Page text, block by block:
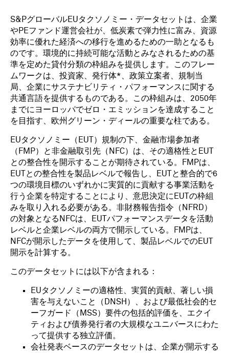
S&PグローバルEUタクソノミー・データセットは、企業
やPEファンド運営会社が、低炭素で弾力性に富み、資源
効率に優れた経済への移行を進めるための一助となるも
のです。環境的に持続可能な活動とみなされるための基
準を定めた貸付分類の枠組みを提供します。このフレー
ムワークは、投資家、発行体*、政策立案者、規制当
局、企業にサステナビリティ・パフォーマンスに関する
共通言語を提供するものである。この枠組みは、2050年
までにヨーロッパでゼロ・エミッションを達成すること
を目指す、欧州グリーン・ディールの重要な柱である。
EUタクソノミー（EUT）規制の下、金融市場参加者
（FMP）と非金融取引先（NFC）は、その適格性とEUT
との整合性を開示することが期待されている。FMPは、
EUTとの整合性を製品レベルで報告し、EUTと整合的で6
つの環境目標のいずれかに実質的に貢献する事業活動を
行う企業を特定することにより、意思決定にEUTの枠組
みを取り入れる必要がある。非財務報告指令（NFRD）
の対象となるNFCは、EUTパフォーマンスデータを活動
レベルと企業レベルの両方で開示している。FMPは、
NFCが開示したデータを使用して、製品レベルでのEUT
開示を計算する。
このデータセットには以下が含まれる：
EUタクソノミーの適格性、実質的貢献、著しい損
害を与えないこと（DNSH）、および最低社会的セ
ーフガード（MSS）要件の包括的評価を、エクイ
ティおよび債券発行者の大規模なユニバースにわた
って提供する独立評価。
会社発表ベースのデータセットは、企業が開示する